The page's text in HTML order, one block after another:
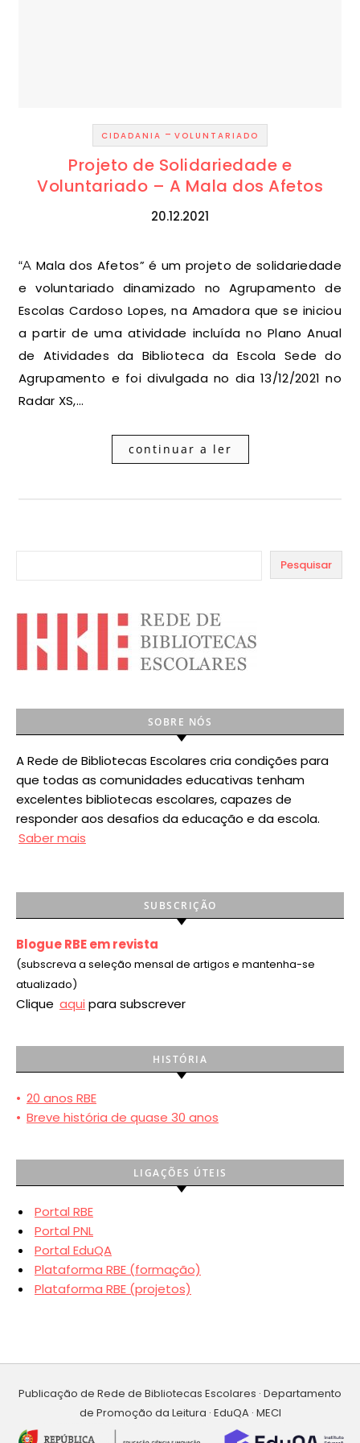
CIDADANIA - VOLUNTARIADO
Projeto de Solidariedade e
Voluntariado – A Mala dos Afetos
20.12.2021
“A Mala dos Afetos” é um projeto de solidariedade
e voluntariado dinamizado no Agrupamento de
Escolas Cardoso Lopes, na Amadora que se iniciou
a partir de uma atividade incluída no Plano Anual
de Atividades da Biblioteca da Escola Sede do
Agrupamento e foi divulgada no dia 13/12/2021 no
Radar XS,…
continuar a ler
Pesquisar
SOBRE NÓS
A Rede de Bibliotecas Escolares cria condições para
que todas as comunidades educativas tenham
excelentes bibliotecas escolares, capazes de
responder aos desafios da educação e da escola.
Saber mais
SUBSCRIÇÃO
Blogue RBE em revista
(subscreva a seleção mensal de artigos e mantenha-se
atualizado)
Clique aqui para subscrever
HISTÓRIA
• 20 anos RBE
• Breve história de quase 30 anos
LIGAÇÕES ÚTEIS
Portal RBE
Portal PNL
Portal EduQA
Plataforma RBE (formação)
Plataforma RBE (projetos)
Publicação de Rede de Bibliotecas Escolares · Departamento
de Promoção da Leitura · EduQA · MECI